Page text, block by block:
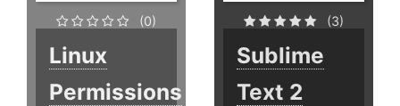
(0)
Linux
Permissions
(3)
Sublime
Text 2